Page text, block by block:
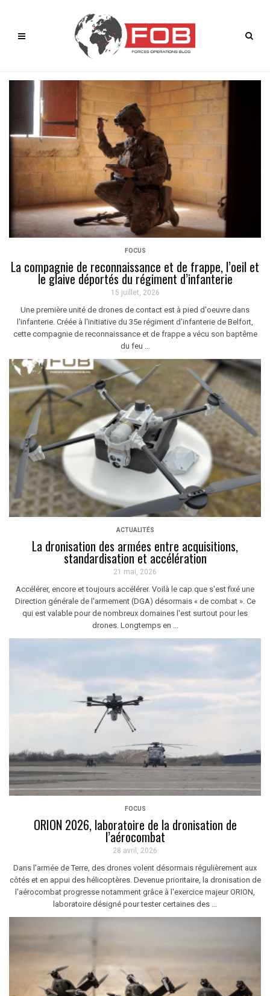
FOCUS
La compagnie de reconnaissance et de frappe, l’oeil et
le glaive déportés du régiment d’infanterie
15 juillet, 2026
Une première unité de drones de contact est à pied d'oeuvre dans
l'infanterie. Créée à l'initiative du 35e régiment d'infanterie de Belfort,
cette compagnie de reconnaissance et de frappe a vécu son baptême
du feu ...
ACTUALITÉS
La dronisation des armées entre acquisitions,
standardisation et accélération
21 mai, 2026
Accélérer, encore et toujours accélérer. Voilà le cap que s'est fixé une
Direction générale de l'armement (DGA) désormais « de combat ». Ce
qui est valable pour de nombreux domaines l'est surtout pour les
drones. Longtemps en ...
FOCUS
ORION 2026, laboratoire de la dronisation de
l’aérocombat
28 avril, 2026
Dans l'armée de Terre, des drones volent désormais régulièrement aux
côtés et en appui des hélicoptères. Devenue prioritaire, la dronisation de
l'aérocombat progresse notamment grâce à l'exercice majeur ORION,
laboratoire désigné pour tester certaines des ...